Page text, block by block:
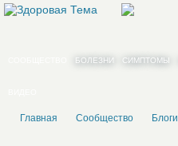
БОЛЕЗНИ СИМПТОМЫ
Главная Сообщество Блоги